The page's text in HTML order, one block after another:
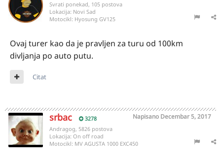
Svrati ponekad, 105 postova
Lokacija: Novi Sad
Motocikl: Hyosung GV125
Ovaj turer kao da je pravljen za turu od 100km
divljanja po auto putu.
Citat
srbac 3278 Napisano Decembar 5, 2017
Andragog, 5826 postova
Lokacija: On off road
Motocikl: MV AGUSTA 1000 EXC450